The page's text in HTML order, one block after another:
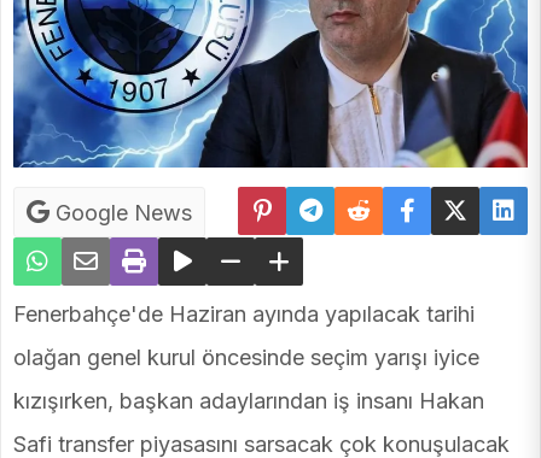
Google News
Fenerbahçe'de Haziran ayında yapılacak tarihi
olağan genel kurul öncesinde seçim yarışı iyice
kızışırken, başkan adaylarından iş insanı Hakan
Safi transfer piyasasını sarsacak çok konuşulacak